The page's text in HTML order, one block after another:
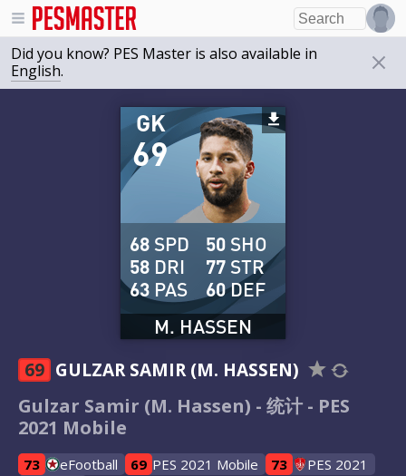
Did you know? PES Master is also available in
English.
69
GK
M. HASSEN
68 SPD
58 DRI
63 PAS
50 SHO
77 STR
60DEF
69 GULZAR SAMIR (M. HASSEN)
Gulzar Samir (M. Hassen) - 统计 - PES
2021 Mobile
73 eFootball 69 PES 2021 Mobile 73
PES 2021